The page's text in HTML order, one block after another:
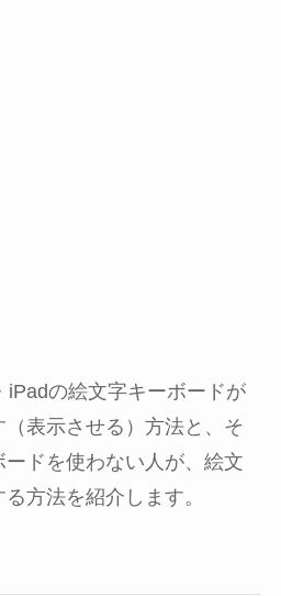
iPadの絵文字キーボードが
表示させる）方法と、そ
ドを使わない人が、絵文
方法を紹介します。